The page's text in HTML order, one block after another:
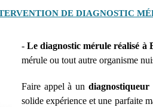
DE DIAGNOSTIC
- Le diagnostic mérule réalisé à
mérule ou tout autre organisme
Faire appel à un
solide expérience et une parfaite